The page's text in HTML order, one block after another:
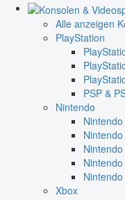
Alle anzeigen
PlayStation
PSP &
Nintendo
Xbox